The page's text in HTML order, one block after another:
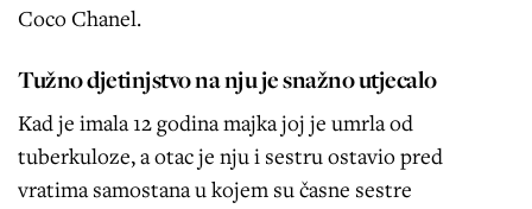
Coco Chanel.
Tužno djetinjstvo na nju je snažno utjecalo
Kad je imala 12 godina majka joj je umrla od
tuberkuloze, a otac je nju i sestru ostavio pred
vratima samostana u kojem su časne sestre